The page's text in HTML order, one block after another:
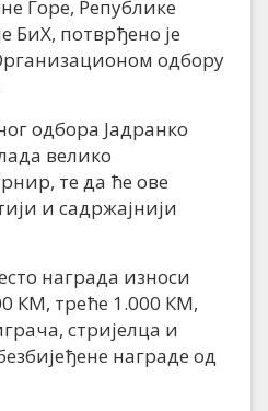
Горе, Републике
БиХ, потврђено је
одбору
одбора Јадранко
велико
те да ће ове
и садржајнији
награда износи
КМ, треће 1.000 КМ,
стријелца и
награде од